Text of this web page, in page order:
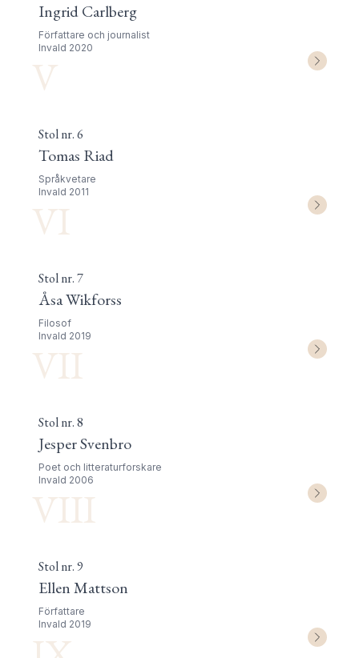
Ingrid Carlberg
Författare och journalist
Invald 2020
V
Stol nr.6
Tomas Riad
Språkvetare
Invald 2011
VI
Stol nr.7
Åsa Wikforss
Filosof
Invald 2019
VII
Stol nr.8
Jesper Svenbro
Poet och litteraturforskare
Invald 2006
VIII
Stol nr.9
Ellen Mattson
Författare
Invald 2019